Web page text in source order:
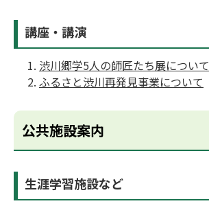
講座・講演
渋川郷学5人の師匠たち展について
ふるさと渋川再発見事業について
公共施設案内
生涯学習施設など